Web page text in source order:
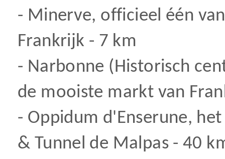
- Minerve, officieel één
Frankrijk - 7 km
- Narbonne (Historisch
de mooiste markt van
- Oppidum d'Enserune,
& Tunnel de Malpas - 40